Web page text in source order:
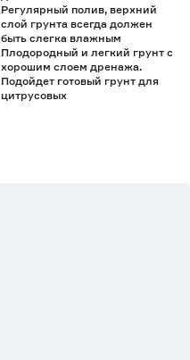
Регулярный полив, верхний
слой грунта всегда должен
быть слегка влажным
Плодородный и легкий грунт с
хорошим слоем дренажа.
Подойдет готовый грунт для
цитрусовых